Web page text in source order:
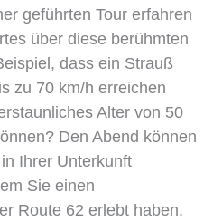
geführten Tour erfahren
über diese berühmten
dass ein Strauß
zu 70 km/h erreichen
Alter von 50
Den Abend können
Ihrer Unterkunft
Sie einen
Route 62 erlebt haben.